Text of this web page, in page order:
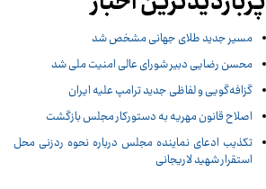
مسیر جدید طلای جهانی مشخص شد
محسن رضایی دبیر شورای عالی امنیت ملی شد
گزافه‌گویی و لفاظی جدید ترامپ علیه ایران
اصلاح قانون مهریه به دستورکار مجلس بازگشت
تکذیب ادعای نماینده مجلس درباره نحوه ردزنی محل
استقرار شهید لاریجانی